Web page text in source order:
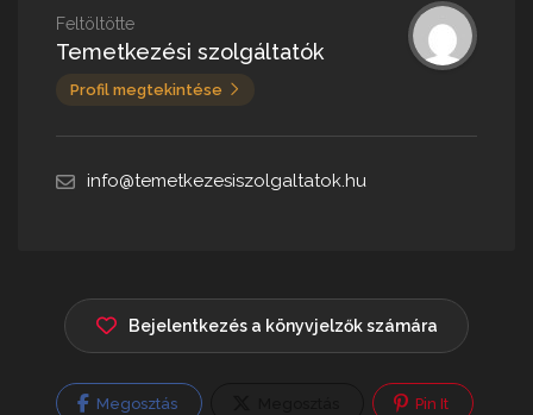
Feltöltötte
Temetkezési szolgáltatók
Profil megtekintése
info@temetkezesiszolgaltatok.hu
Bejelentkezés a könyvjelzők számára
Megosztás Pin It